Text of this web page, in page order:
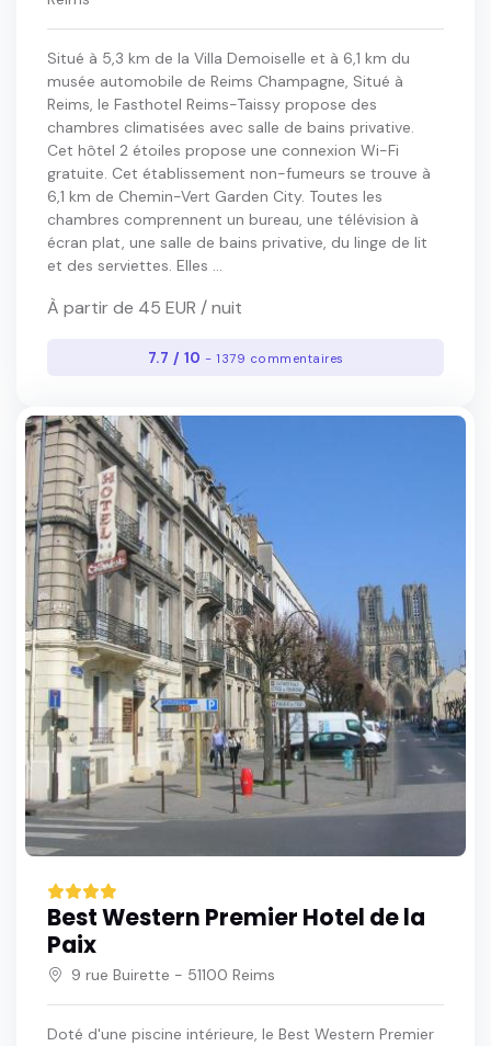
Situé à 5,3 km de la Villa Demoiselle et à 6,1 km du
musée automobile de Reims Champagne, Situé à
Reims, le Fasthotel Reims-Taissy propose des
chambres climatisées avec salle de bains privative.
Cet hôtel 2 étoiles propose une connexion Wi-Fi
gratuite. Cet établissement non-fumeurs se trouve à
6,1 km de Chemin-Vert Garden City. Toutes les
chambres comprennent un bureau, une télévision à
écran plat, une salle de bains privative, du linge de lit
et des serviettes. Elles ...
À partir de 45 EUR / nuit
7.7 / 10 - 1379 commentaires
Best Western Premier Hotel de la
Paix
9 rue Buirette - 51100 Reims
Doté d'une piscine intérieure, le Best Western Premier